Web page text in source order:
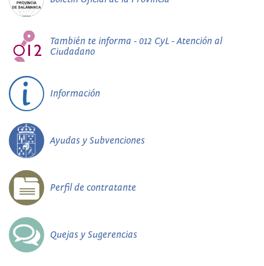
También te informa - 012 CyL - Atención al
Ciudadano
Información
Ayudas y Subvenciones
Perfil de contratante
Quejas y Sugerencias